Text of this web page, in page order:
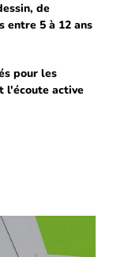
de
entre 5 à 12 ans
pour les
l'écoute active